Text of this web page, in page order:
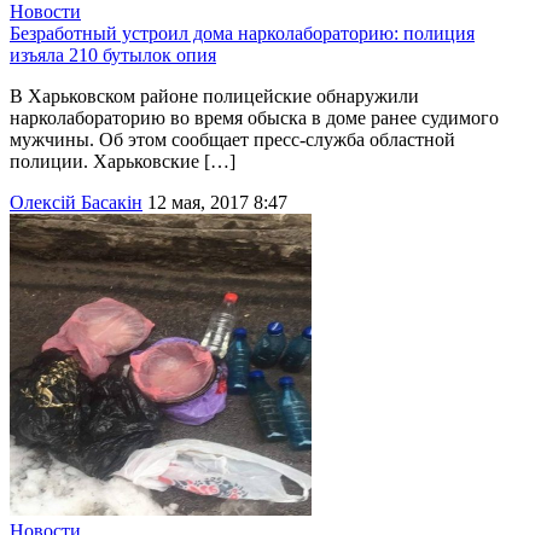
Новости
Безработный устроил дома нарколабораторию: полиция
изъяла 210 бутылок опия
В Харьковском районе полицейские обнаружили
нарколабораторию во время обыска в доме ранее судимого
мужчины. Об этом сообщает пресс-служба областной
полиции. Харьковские […]
Олексій Басакін 12 мая, 2017 8:47